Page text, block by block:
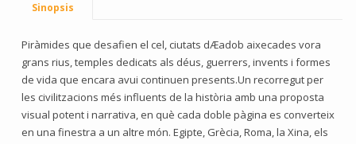
Sinopsis
Piràmides que desafien el cel, ciutats dÆadob aixecades vora
grans rius, temples dedicats als déus, guerrers, invents i formes
de vida que encara avui continuen presents.Un recorregut per
les civilitzacions més influents de la història amb una proposta
visual potent i narrativa, en què cada doble pàgina es converteix
en una finestra a un altre món. Egipte, Grècia, Roma, la Xina, els